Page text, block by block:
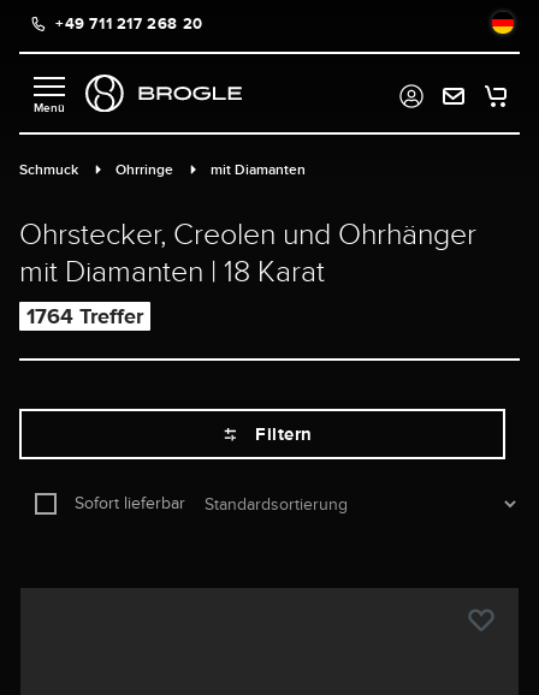
springen
+49 711 217 268 20
Schmuck Ohrringe mit Diamanten
Ohrstecker, Creolen und Ohrhänger
mit Diamanten | 18 Karat
1764 Treffer
Filtern
Sofort lieferbar